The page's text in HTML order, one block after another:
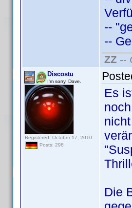
--
--
ZZ --
Discostu
I'm sorry, Dave.
Registered: October 17, 2010
Posts: 298
Es
Die